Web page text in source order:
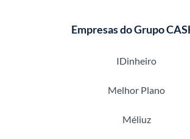
Empresas do Grupo
IDinheiro
Melhor Plano
Méliuz